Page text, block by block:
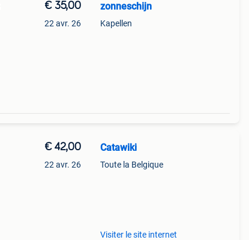
€ 35,00
22 avr. 26
zonneschijn
Kapellen
€ 42,00
22 avr. 26
Catawiki
Toute la Belgique
Visiter le site internet